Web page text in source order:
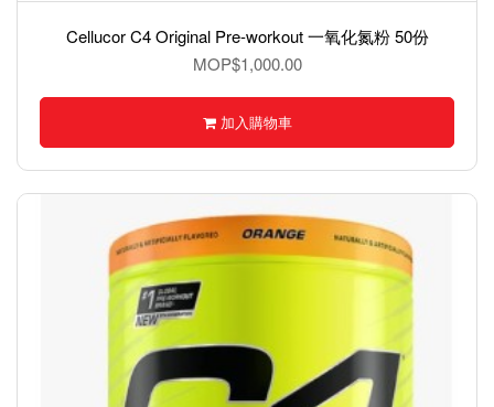
Cellucor C4 Original Pre-workout 一氧化氮粉 50份
MOP$1,000.00
加入購物車